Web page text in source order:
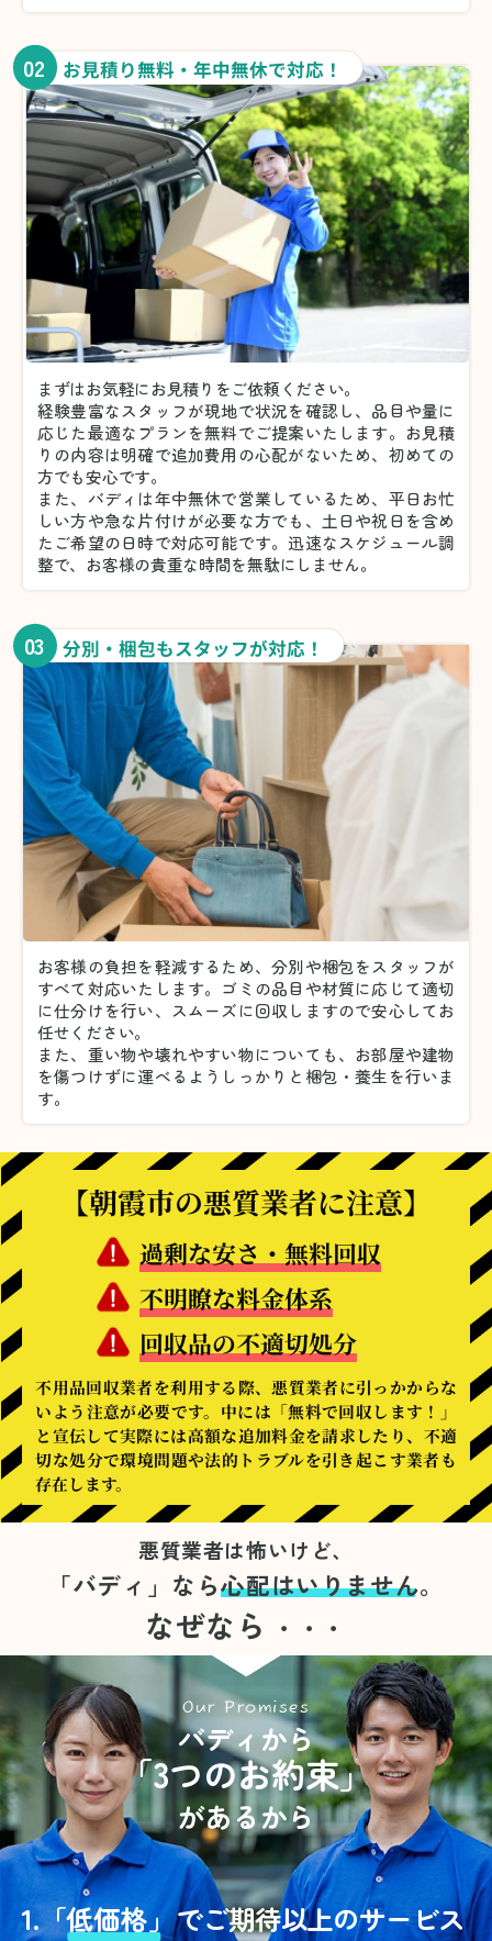
02 お見積り無料・年中無休で対応！
まずはお気軽にお見積りをご依頼ください。
経験豊富なスタッフが現地で状況を確認し、品目や量に
応じた最適なプランを無料でご提案いたします。お見積
りの内容は明確で追加費用の心配がないため、初めての
方でも安心です。
また、バディは年中無休で営業しているため、平日お忙
しい方や急な片付けが必要な方でも、土日や祝日を含め
たご希望の日時で対応可能です。迅速なスケジュール調
整で、お客様の貴重な時間を無駄にしません。
03 分別・梱包もスタッフが対応！
お客様の負担を軽減するため、分別や梱包をスタッフが
すべて対応いたします。 ゴミの品目や材質に応じて適切
に仕分けを行い、スムーズに回収しますので安心してお
任せください。
また、重い物や壊れやすい物についても、お部屋や建物
を傷つけずに運べるようしっかりと梱包・養生を行いま
す。
【朝霞市の悪質業者に注意】
過剰な安さ・無料回収
不明瞭な料金体系
回収品の不適切処分
不用品回収業者を利用する際、悪質業者に引っかからな
いよう注意が必要です。中には「無料で回収します！」
と宣伝して実際には高額な追加料金を請求したり、不適
切な処分で環境問題や法的トラブルを引き起こす業者も
存在します。
悪質業者は怖いけど、
「バディ」なら心配はいりません。
なぜなら ・・・
Our Promises
バディから
「3つのお約束」
があるから
1.「低価格」でご期待以上のサービス